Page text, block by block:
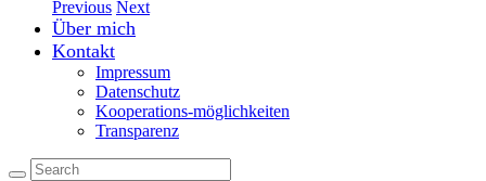
Previous Next
Über mich
Kontakt
Impressum
Datenschutz
Kooperations-möglichkeiten
Transparenz